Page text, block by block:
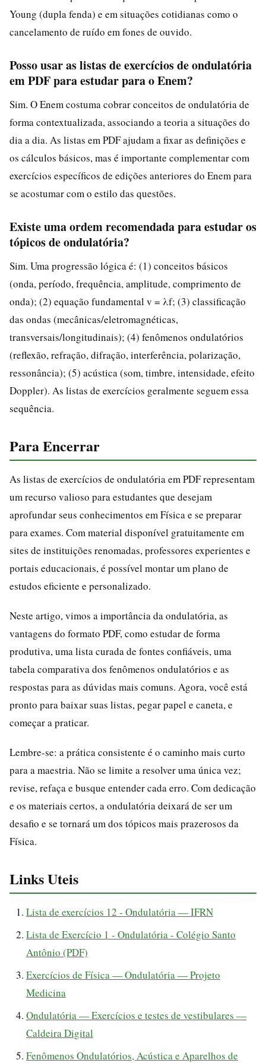
Young (dupla fenda) e em situações cotidianas como o
cancelamento de ruído em fones de ouvido.
Posso usar as listas de exercícios de ondulatória
em PDF para estudar para o Enem?
Sim. O Enem costuma cobrar conceitos de ondulatória de
forma contextualizada, associando a teoria a situações do
dia a dia. As listas em PDF ajudam a fixar as definições e
os cálculos básicos, mas é importante complementar com
exercícios específicos de edições anteriores do Enem para
se acostumar com o estilo das questões.
Existe uma ordem recomendada para estudar os
tópicos de ondulatória?
Sim. Uma progressão lógica é: (1) conceitos básicos
(onda, período, frequência, amplitude, comprimento de
onda); (2) equação fundamental v = λf; (3) classificação
das ondas (mecânicas/eletromagnéticas,
transversais/longitudinais); (4) fenômenos ondulatórios
(reflexão, refração, difração, interferência, polarização,
ressonância); (5) acústica (som, timbre, intensidade, efeito
Doppler). As listas de exercícios geralmente seguem essa
sequência.
Para Encerrar
As listas de exercícios de ondulatória em PDF representam
um recurso valioso para estudantes que desejam
aprofundar seus conhecimentos em Física e se preparar
para exames. Com material disponível gratuitamente em
sites de instituições renomadas, professores experientes e
portais educacionais, é possível montar um plano de
estudos eficiente e personalizado.
Neste artigo, vimos a importância da ondulatória, as
vantagens do formato PDF, como estudar de forma
produtiva, uma lista curada de fontes confiáveis, uma
tabela comparativa dos fenômenos ondulatórios e as
respostas para as dúvidas mais comuns. Agora, você está
pronto para baixar suas listas, pegar papel e caneta, e
começar a praticar.
Lembre-se: a prática consistente é o caminho mais curto
para a maestria. Não se limite a resolver uma única vez;
revise, refaça e busque entender cada erro. Com dedicação
e os materiais certos, a ondulatória deixará de ser um
desafio e se tornará um dos tópicos mais prazerosos da
Física.
Links Uteis
Lista de exercícios 12 - Ondulatória — IFRN
Lista de Exercício 1 - Ondulatória - Colégio Santo
Antônio (PDF)
Exercícios de Física — Ondulatória — Projeto
Medicina
Ondulatória — Exercícios e testes de vestibulares —
Caldeira Digital
Fenômenos Ondulatórios, Acústica e Aparelhos de